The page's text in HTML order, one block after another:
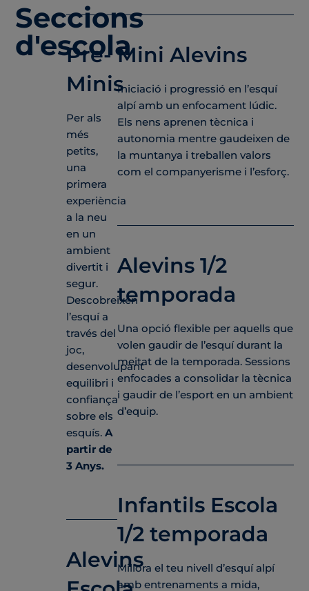
Seccions
d'escola
Pre-
Minis
Per als
més
petits,
una
primera
experiència
a la neu
en un
ambient
divertit i
segur.
Descobreixen
l’esquí a
través del
joc,
desenvolupant
equilibri i
confiança
sobre els
esquís. A
partir de
3 Anys.
Alevins
Mini Alevins
Iniciació i progressió en l’esquí
alpí amb un enfocament lúdic.
Els nens aprenen tècnica i
autonomia mentre gaudeixen de
la muntanya i treballen valors
com el companyerisme i l’esforç.
Alevins 1/2
temporada
Una opció flexible per aquells que
volen gaudir de l’esquí durant la
meitat de la temporada. Sessions
enfocades a consolidar la tècnica
i gaudir de l’esport en un ambient
d’equip.
Infantils Escola
1/2 temporada
Millora el teu nivell d’esquí alpí
amb entrenaments a mida,